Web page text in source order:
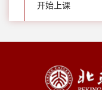
开始上课